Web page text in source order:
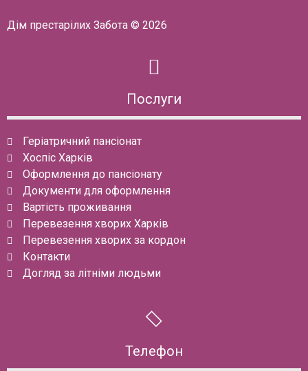
Дім престарілих Забота © 2026
Послуги
Геріатричний пансіонат
Хоспіс Харків
Оформлення до пансіонату
Документи для оформлення
Вартість проживання
Перевезення хворих Харків
Перевезення хворих за кордон
Контакти
Догляд за літніми людьми
Телефон